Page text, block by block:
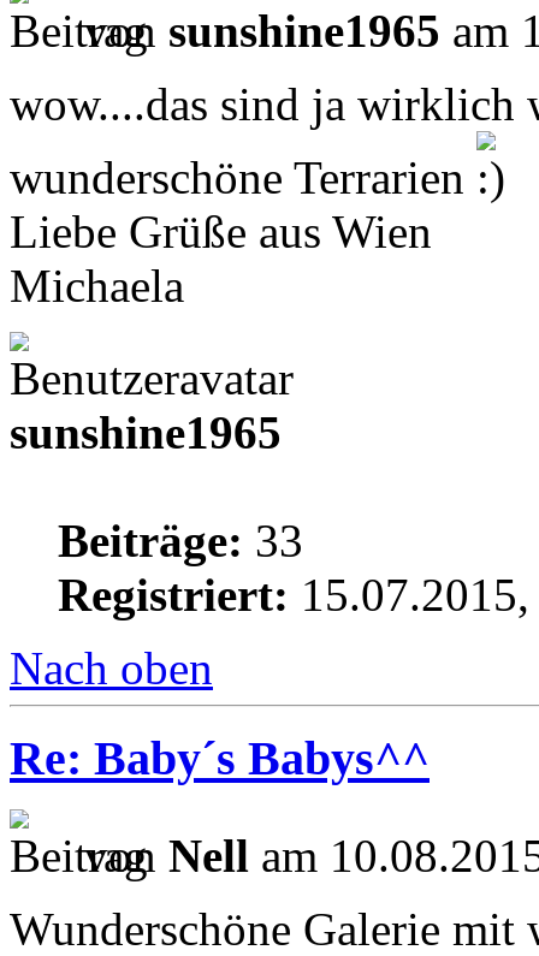
von sunshine1965 am
wow....das sind ja wirklich
wunderschöne Terrarien
Liebe Grüße aus Wien
Michaela
sunshine1965
Beiträge: 33
Registriert:
Nach oben
Re: Baby´s Babys^^
von Nell am
Wunderschöne Galerie